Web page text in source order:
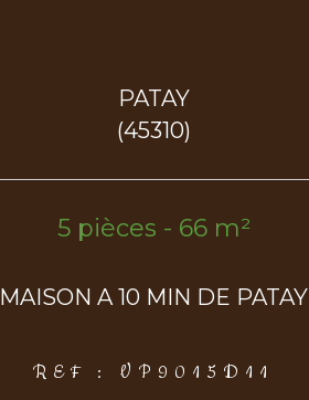
PATAY
(45310)
5 pièces - 66 m²
MAISON A 10 MIN DE PATAY
REF : VP9015D11